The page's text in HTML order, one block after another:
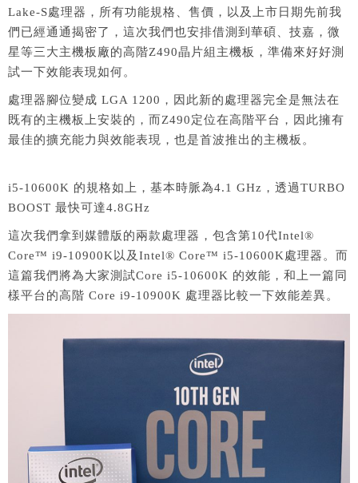
Lake-S處理器，所有功能規格、售價，以及上市日期先前我
們已經通通揭密了，這次我們也安排借測到華碩、技嘉，微
星等三大主機板廠的高階Z490晶片組主機板，準備來好好測
試一下效能表現如何。
處理器腳位變成 LGA 1200，因此新的處理器完全是無法在
既有的主機板上安裝的，而Z490定位在高階平台，因此擁有
最佳的擴充能力與效能表現，也是首波推出的主機板。
i5-10600K 的規格如上，基本時脈為4.1 GHz，透過TURBO
BOOST 最快可達4.8GHz
這次我們拿到媒體版的兩款處理器，包含第10代Intel®
Core™ i9-10900K以及Intel® Core™ i5-10600K處理器。而
這篇我們將為大家測試Core i5-10600K 的效能，和上一篇同
樣平台的高階 Core i9-10900K 處理器比較一下效能差異。